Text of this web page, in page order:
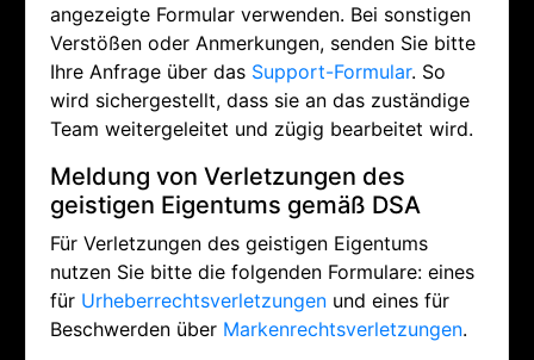
angezeigte Formular verwenden. Bei sonstigen
Verstößen oder Anmerkungen, senden Sie bitte
Ihre Anfrage über das Support-Formular. So
wird sichergestellt, dass sie an das zuständige
Team weitergeleitet und zügig bearbeitet wird.
Meldung von Verletzungen des
geistigen Eigentums gemäß DSA
Für Verletzungen des geistigen Eigentums
nutzen Sie bitte die folgenden Formulare: eines
für Urheberrechtsverletzungen und eines für
Beschwerden über Markenrechtsverletzungen.